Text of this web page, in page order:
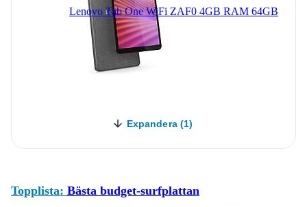
Lenovo Tab One WiFi ZAF0 4GB RAM 64GB
Expandera (1)
Topplista: Bästa budget-surfplattan